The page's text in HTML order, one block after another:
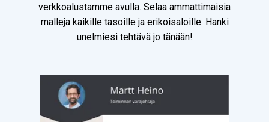
verkkoalustamme avulla. Selaa ammattimaisia
malleja kaikille tasoille ja erikoisaloille. Hanki
unelmiesi tehtävä jo tänään!